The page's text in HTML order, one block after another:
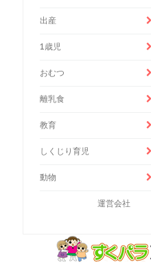
出産
1歳児
おむつ
離乳食
教育
しくじり育児
動物
運営会社